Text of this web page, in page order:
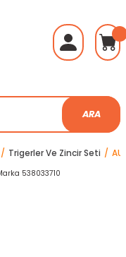
ARA
Trigerler Ve Zincir Seti